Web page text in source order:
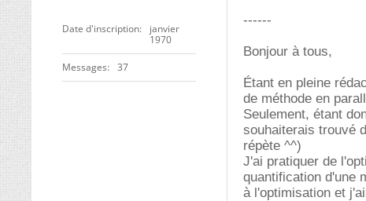
Date d'inscription
janvier
1970
Messages 37
------
Bonjour à tous,
Étant en pleine
de méthode en
Seulement, étant
souhaiterais trouvé
répète ^^)
J'ai pratiquer de
quantification d'une
à l'optimisation et